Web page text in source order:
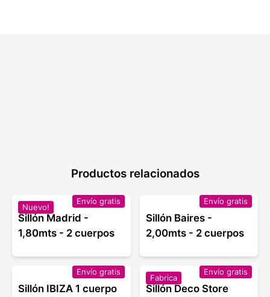
Productos relacionados
Nuevo!
Envío gratis
Sillón Madrid -
1,80mts - 2 cuerpos
Envío gratis
Sillón Baires -
2,00mts - 2 cuerpos
Envío gratis
Sillón IBIZA 1 cuerpo
Fabrica
Envío gratis
Sillón Deco Store